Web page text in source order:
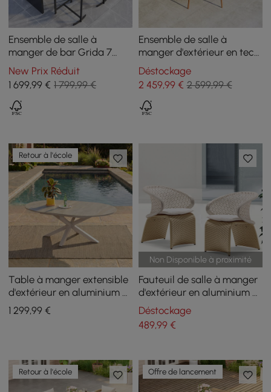
Ensemble de salle à
manger de bar Grida 7
pièces en teck et
aluminium avec 6
tabourets de bar
New Prix Réduit
1 699,99 € 1 799,99 €
Ensemble de salle à
manger d'extérieur en teck,
7 pièces, table à manger
ronde en bois avec 6
chaises en bois naturel
Déstockage
2 459,99€ 2 599,99 €
Retour à l'école
Table à manger extensible
d'extérieur en aluminium et
pierre frittée couleur sable
1 299,99 €
Non Disponible à proximité
Fauteuil de salle à manger
d'extérieur en aluminium et
rotin en blanc et kaki (lot de
2)
Déstockage
489,99€
Retour à l'école Offre de lancement